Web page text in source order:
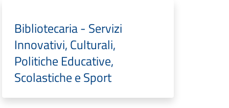
Bibliotecaria - Servizi
Innovativi, Culturali,
Politiche Educative,
Scolastiche e Sport